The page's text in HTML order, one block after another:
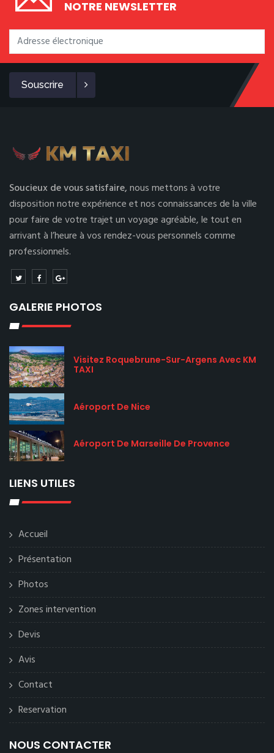
NOTRE NEWSLETTER
Souscrire
Soucieux de vous satisfaire,nous mettons à votre
disposition notre expérience et nos connaissances de la ville
pour faire de votre trajet un voyage agréable, le tout en
arrivant à l’heure à vos rendez-vous personnels comme
professionnels.
GALERIE PHOTOS
Visitez Roquebrune-Sur-Argens Avec KM
TAXI
Aéroport De Nice
Aéroport De Marseille De Provence
LIENS UTILES
Accueil
Présentation
Photos
Zones intervention
Devis
Avis
Contact
Reservation
NOUS CONTACTER